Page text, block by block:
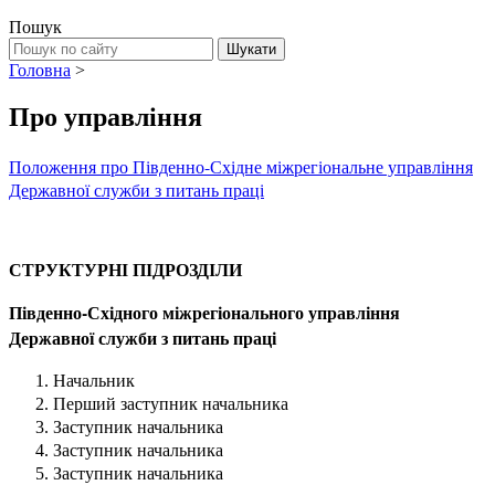
Пошук
Головна >
Про управління
Положення про Південно-Східне міжрегіональне управління
Державної служби з питань праці
СТРУКТУРНІ ПІДРОЗДІЛИ
Південно-Східного міжрегіонального управління
Державної служби з питань праці
Начальник
Перший заступник начальника
Заступник начальника
Заступник начальника
Заступник начальника